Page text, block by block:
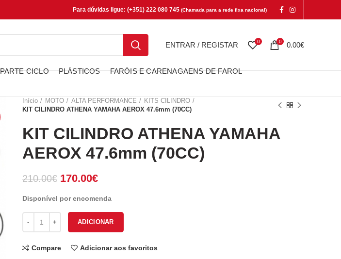
Para dúvidas ligue: (+351) 222 080 745 (Chamada para a rede fixa nacional)
ENTRAR / REGISTAR 0 0 0.00€
PARTE CICLO PLÁSTICOS FARÓIS E CARENAGAENS DE FAROL
Início MOTO ALTA PERFORMANCE
KITS CILINDRO
KIT CILINDRO ATHENA YAMAHA AEROX 47.6mm (70CC)
KIT CILINDRO ATHENA YAMAHA
AEROX 47.6mm (70CC)
210.00€ O
original
era:
210.00€.
170.00€O
atual
é:
170.00€.
Disponível por encomenda
ADICIONAR
Compare Adicionar aos favoritos